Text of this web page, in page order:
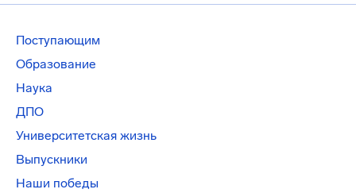
Поступающим
Образование
Наука
ДПО
Университетская жизнь
Выпускники
Наши победы